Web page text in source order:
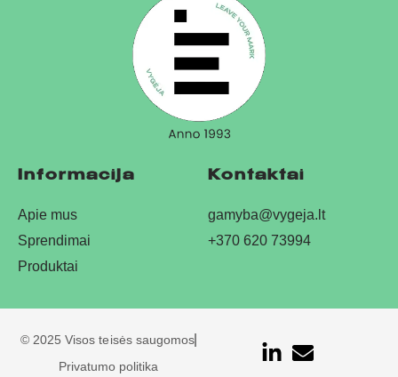
Informacija
Apie mus
Sprendimai
Produktai
Kontaktai
gamyba@vygeja.lt
+370 620 73994
© 2025 Visos teisės saugomos
Privatumo politika